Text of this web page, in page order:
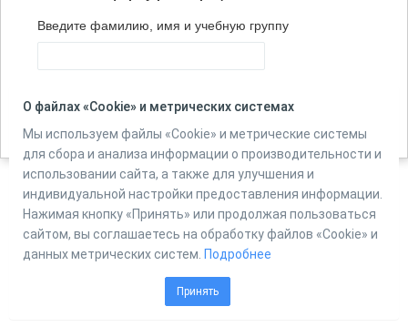
Введите фамилию, имя и учебную группу
Количество вопросов в тесте:
Powered by
Online Test Pad
О файлах «Cookie» и метрических системах
Мы используем файлы «Cookie» и метрические системы
для сбора и анализа информации о производительности и
использовании сайта, а также для улучшения и
индивидуальной настройки предоставления информации.
Нажимая кнопку «Принять» или продолжая пользоваться
сайтом, вы соглашаетесь на обработку файлов «Cookie» и
данных метрических систем. Подробнее
Принять